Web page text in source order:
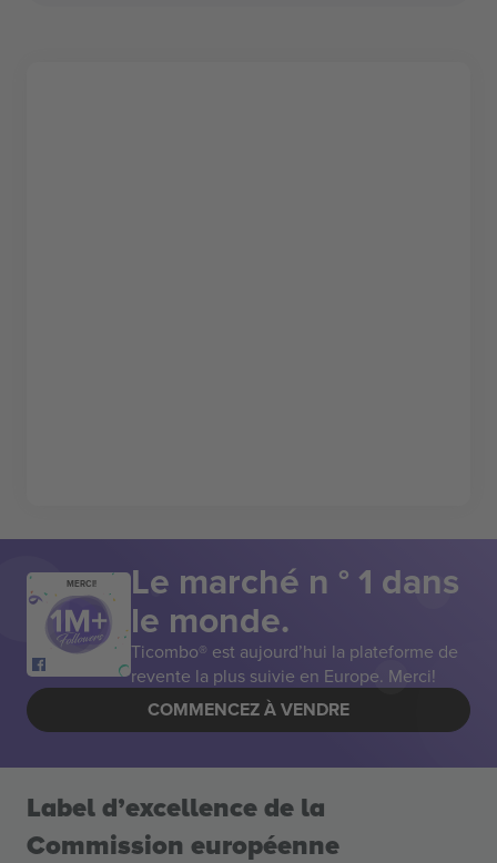
MERCI! Le marché n ° 1 dans
le monde.
Ticombo® est aujourd’hui la plateforme de
revente la plus suivie en Europe. Merci!
COMMENCEZ À VENDRE
Label d’excellence de la
Commission européenne